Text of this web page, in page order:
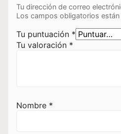
Tu dirección de correo
Los campos obligatorios
Tu puntuación *
Tu valoración *
Nombre *